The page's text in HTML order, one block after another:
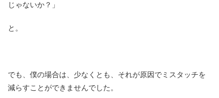
じゃないか？」
と。
でも、僕の場合は、少なくとも、それが原因でミスタッチを
減らすことができませんでした。